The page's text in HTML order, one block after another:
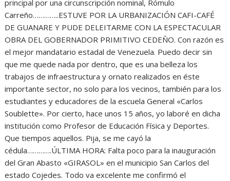
principal por una circunscripción nominal, Rómulo
Carreño…………..ESTUVE POR LA URBANIZACIÓN CAFI-CAFÉ
DE GUANARE Y PUDE DELEITARME CON LA ESPECTACULAR
OBRA DEL GOBERNADOR PRIMITIVO CEDEÑO. Con razón es
el mejor mandatario estadal de Venezuela. Puedo decir sin
que me quede nada por dentro, que es una belleza los
trabajos de infraestructura y ornato realizados en éste
importante sector, no solo para los vecinos, también para los
estudiantes y educadores de la escuela General «Carlos
Soublette». Por cierto, hace unos 15 años, yo laboré en dicha
institución como Profesor de Educación Física y Deportes.
Que tiempos aquellos. Pija, se me cayó la
cédula………….ÚLTIMA HORA: Falta poco para la inauguración
del Gran Abasto «GIRASOL» en el municipio San Carlos del
estado Cojedes. Todo va excelente me confirmó el